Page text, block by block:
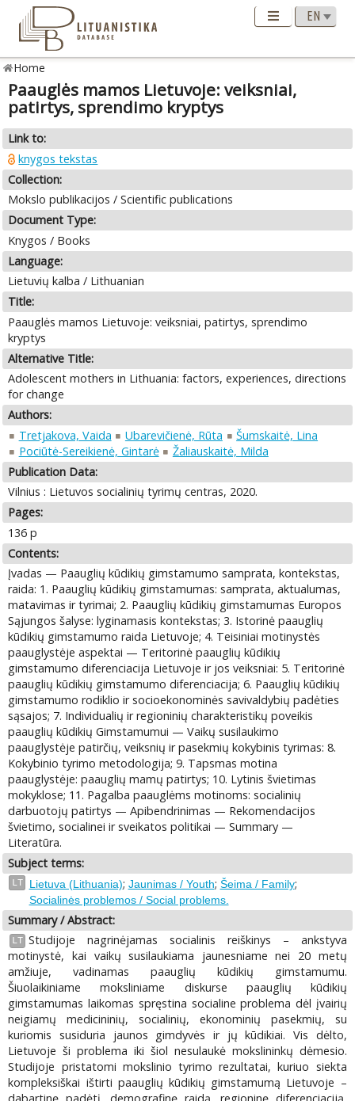
Home
Paauglės mamos Lietuvoje: veiksniai,
patirtys, sprendimo kryptys
Link to:
knygos tekstas
Collection:
Mokslo publikacijos / Scientific publications
Document Type:
Knygos / Books
Language:
Lietuvių kalba / Lithuanian
Title:
Paauglės mamos Lietuvoje: veiksniai, patirtys, sprendimo
kryptys
Alternative Title:
Adolescent mothers in Lithuania: factors, experiences, directions
for change
Authors:
Tretjakova, Vaida
Ubarevičienė, Rūta
Šumskaitė, Lina
Pociūtė-Sereikienė, Gintarė
Žaliauskaitė, Milda
Publication Data:
Vilnius : Lietuvos socialinių tyrimų centras, 2020.
Pages:
136 p
Contents:
Įvadas — Paauglių kūdikių gimstamumo samprata, kontekstas,
raida: 1. Paauglių kūdikių gimstamumas: samprata, aktualumas,
matavimas ir tyrimai; 2. Paauglių kūdikių gimstamumas Europos
Sąjungos šalyse: lyginamasis kontekstas; 3. Istorinė paauglių
kūdikių gimstamumo raida Lietuvoje; 4. Teisiniai motinystės
paauglystėje aspektai — Teritorinė paauglių kūdikių
gimstamumo diferenciacija Lietuvoje ir jos veiksniai: 5. Teritorinė
paauglių kūdikių gimstamumo diferenciacija; 6. Paauglių kūdikių
gimstamumo rodiklio ir socioekonominės savivaldybių padėties
sąsajos; 7. Individualių ir regioninių charakteristikų poveikis
paauglių kūdikių Gimstamumui — Vaikų susilaukimo
paauglystėje patirčių, veiksnių ir pasekmių kokybinis tyrimas: 8.
Kokybinio tyrimo metodologija; 9. Tapsmas motina
paauglystėje: paauglių mamų patirtys; 10. Lytinis švietimas
mokyklose; 11. Pagalba paauglėms motinoms: socialinių
darbuotojų patirtys — Apibendrinimas — Rekomendacijos
švietimo, socialinei ir sveikatos politikai — Summary —
Literatūra.
Subject terms:
LT Lietuva (Lithuania); Jaunimas / Youth; Šeima / Family;
Socialinės problemos / Social problems.
Summary / Abstract:
LT Studijoje nagrinėjamas socialinis reiškinys – ankstyva
motinystė, kai vaikų susilaukiama jaunesniame nei 20 metų
amžiuje, vadinamas paauglių kūdikių gimstamumu.
Šiuolaikiniame moksliniame diskurse paauglių kūdikių
gimstamumas laikomas spręstina socialine problema dėl įvairių
neigiamų medicininių, socialinių, ekonominių pasekmių, su
kuriomis susiduria jaunos gimdyvės ir jų kūdikiai. Vis dėlto,
Lietuvoje ši problema iki šiol nesulaukė mokslininkų dėmesio.
Studijoje pristatomi mokslinio tyrimo rezultatai, kuriuo siekta
kompleksiškai ištirti paauglių kūdikių gimstamumą Lietuvoje –